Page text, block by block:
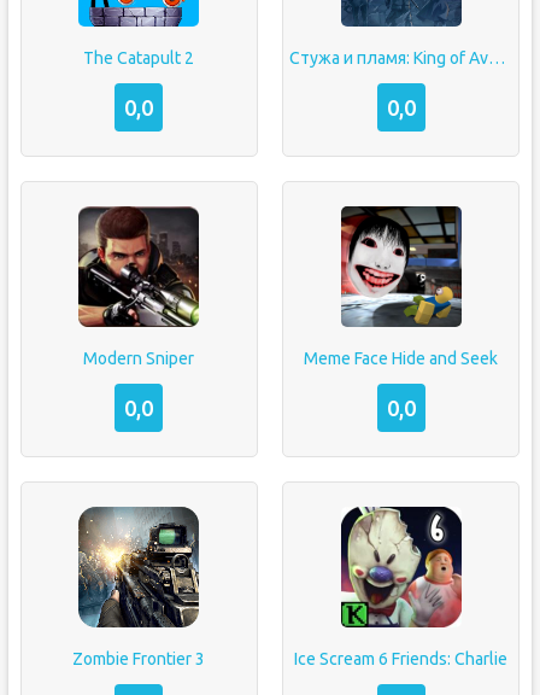
The Catapult 2
0,0
Стужа и пламя: King of Avalon
0,0
Modern Sniper
0,0
Meme Face Hide and Seek
0,0
Zombie Frontier 3 Ice Scream 6 Friends: Charlie